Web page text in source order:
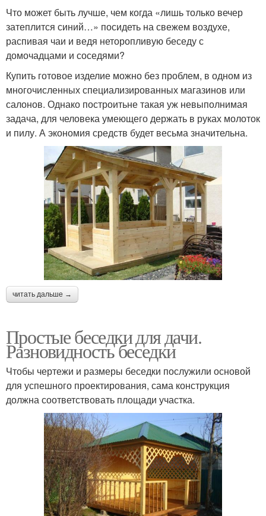
Что может быть лучше, чем когда «лишь только вечер
затеплится синий…» посидеть на свежем воздухе,
распивая чаи и ведя неторопливую беседу с
домочадцами и соседями?
Купить готовое изделие можно без проблем, в одном из
многочисленных специализированных магазинов или
салонов. Однако построитьне такая уж невыполнимая
задача, для человека умеющего держать в руках молоток
и пилу. А экономия средств будет весьма значительна.
читать дальше →
Простые беседки для дачи.
Разновидность беседки
Чтобы чертежи и размеры беседки послужили основой
для успешного проектирования, сама конструкция
должна соответствовать площади участка.